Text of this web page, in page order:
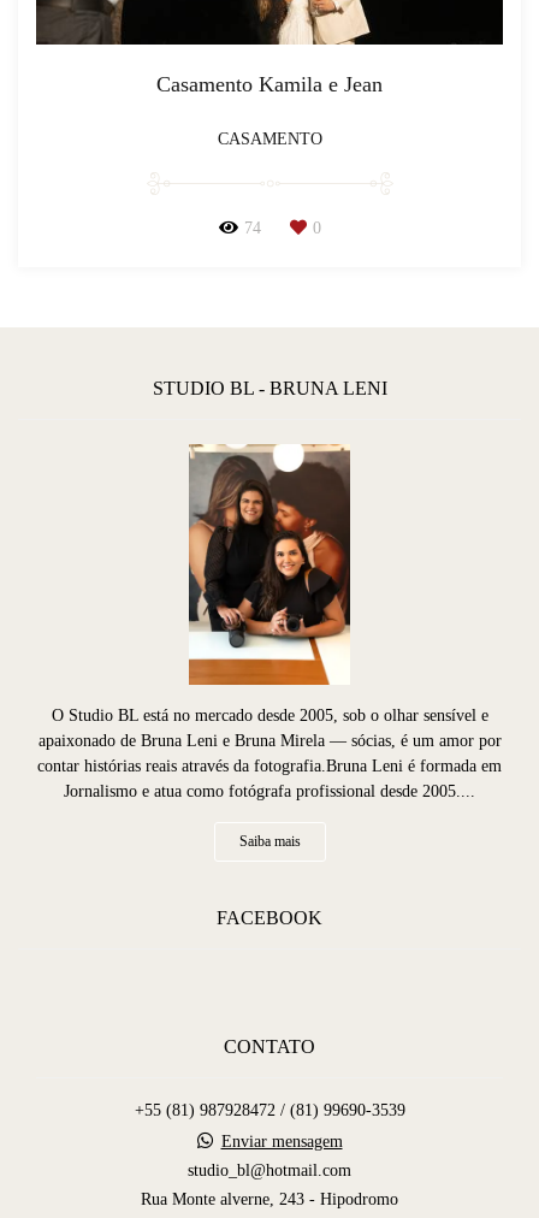
Casamento Kamila e Jean
CASAMENTO
74 0
STUDIO BL - BRUNA LENI
O Studio BL está no mercado desde 2005, sob o olhar sensível e
apaixonado de Bruna Leni e Bruna Mirela — sócias, é um amor por
contar histórias reais através da fotografia.Bruna Leni é formada em
Jornalismo e atua como fotógrafa profissional desde 2005....
Saiba mais
FACEBOOK
CONTATO
+55 (81) 987928472 / (81) 99690-3539
Enviar mensagem
studio_bl@hotmail.com
Rua Monte alverne, 243 - Hipodromo